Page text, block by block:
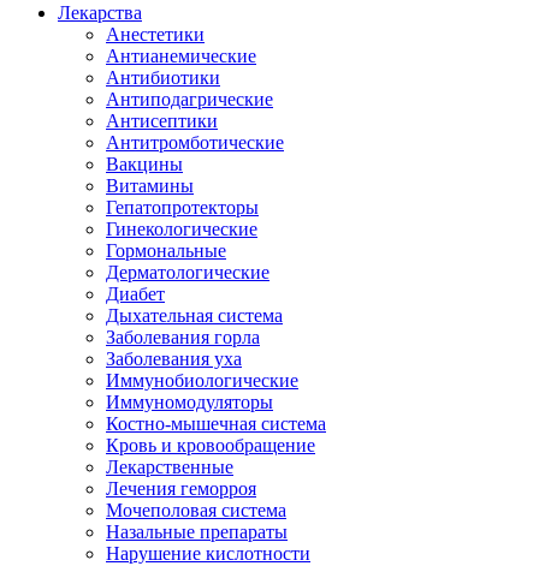
Лекарства
Анестетики
Антианемические
Антибиотики
Антиподагрические
Антисептики
Антитромботические
Вакцины
Витамины
Гепатопротекторы
Гинекологические
Гормональные
Дерматологические
Диабет
Дыхательная система
Заболевания горла
Заболевания уха
Иммунобиологические
Иммуномодуляторы
Костно-мышечная система
Кровь и кровообращение
Лекарственные
Лечения геморроя
Мочеполовая система
Назальные препараты
Нарушение кислотности